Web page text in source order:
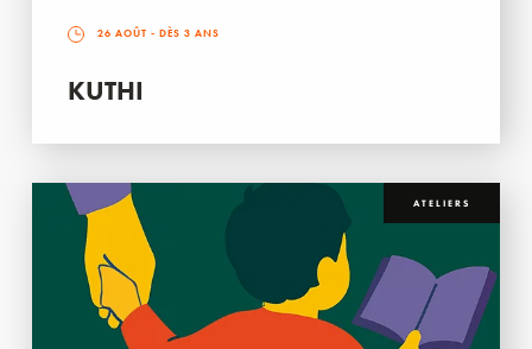
26 AOÛT - DÈS 3 ANS
KUTHI
ATELIERS